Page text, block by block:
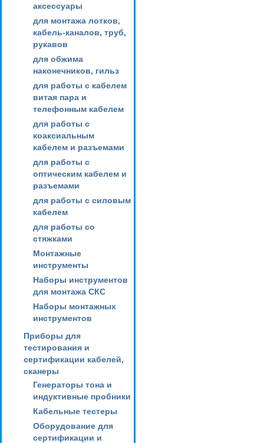
аксессуары
для монтажа лотков,
кабель-каналов, труб,
рукавов
для обжима
наконечников, гильз
для работы с кабелем
витая пара и
телефонным кабелем
для работы с
коаксиальным
кабелем и разъемами
для работы с
оптическим кабелем и
разъемами
для работы с силовым
кабелем
для работы со
стяжками
Монтажные
инструменты
Наборы инструментов
для монтажа СКС
Наборы монтажных
инструментов
Приборы для
тестирования и
сертификации кабелей,
сканеры
Генераторы тона и
индуктивные пробники
Кабельные тестеры
Оборудование для
сертификации и